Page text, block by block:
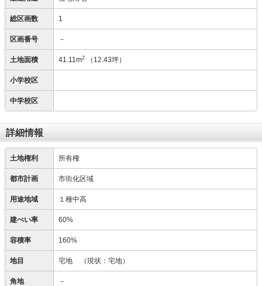
総区画数 1
区画番号 －
土地面積 41.11m2 （12.43坪）
小学校区
中学校区
詳細情報
土地権利 所有権
都市計画 市街化区域
用途地域 １種中高
建ぺい率 60%
容積率 160%
地目 宅地 （現状：宅地）
角地 －